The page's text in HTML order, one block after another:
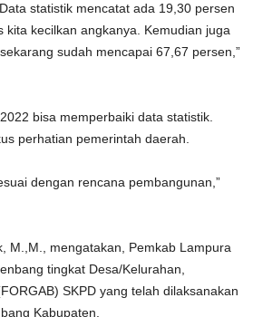
statistik mencatat ada 19,30 persen
kecilkan angkanya. Kemudian juga
sudah mencapai 67,67 persen,”
bisa memperbaiki data statistik.
perhatian pemerintah daerah.
dengan rencana pembangunan,”
M.,M., mengatakan, Pemkab Lampura
tingkat Desa/Kelurahan,
SKPD yang telah dilaksanakan
Kabupaten.